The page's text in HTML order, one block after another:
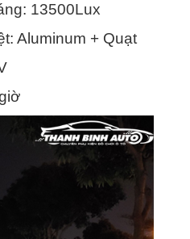
13500Lux
Aluminum + Quạt